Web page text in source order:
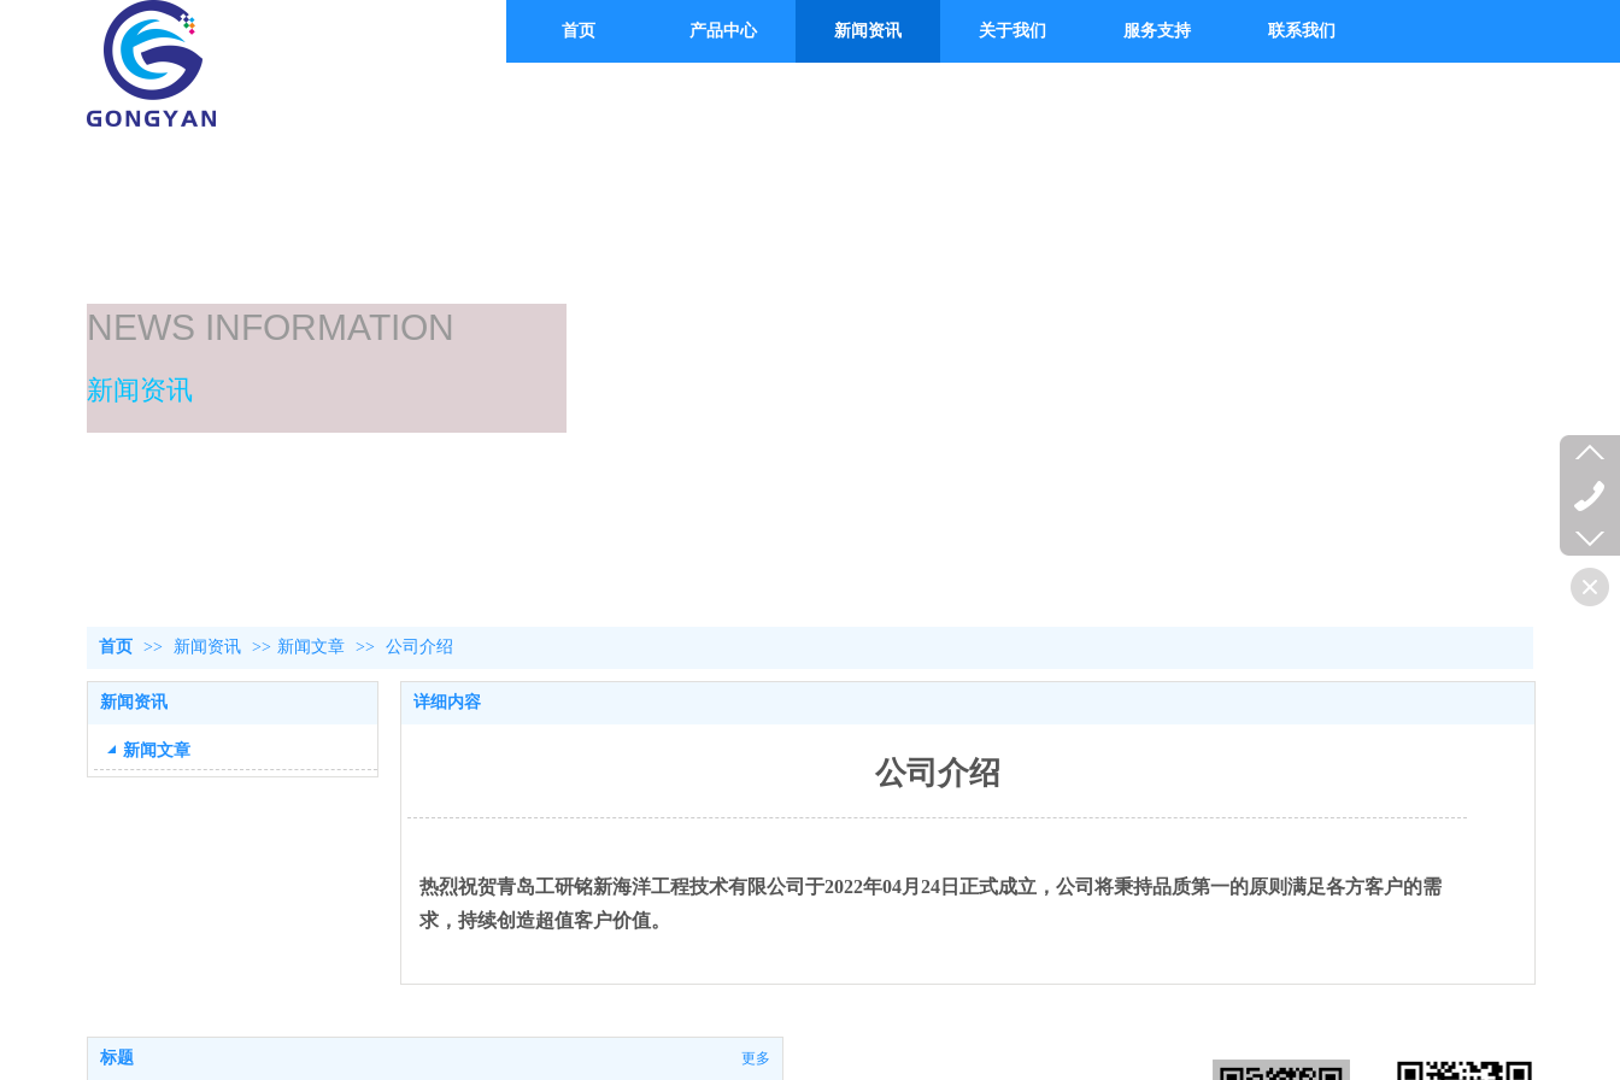
首页 产品中心 新闻资讯 关于我们 服务支持 联系我们
NEWS INFORMATION
新闻资讯
首页 >> 新闻资讯 >> 新闻文章 >> 公司介绍
新闻资讯
新闻文章
详细内容
公司介绍
热烈祝贺青岛工研铭新海洋工程技术有限公司于2022年04月24日 正式成立，公司将秉持品质第一的原则满足各方客户的需
求，持续创造超值客户价值。
标题 更多